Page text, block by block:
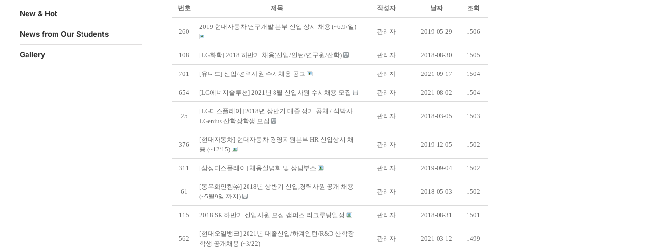
번호 제목 작성자 날짜 조회
260
2019 현대자동차 연구개발 본부 신입 상시 채용 (~6.9/일)
관리자 2019-05-29 1506
108 [LG화학] 2018 하반기 채용(신입/인턴/연구원/산학) 관리자 2018-08-30 1505
701 [유니드] 신입/경력사원 수시채용 공고 관리자 2021-09-17 1504
654 [LG에너지솔루션] 2021년 8월 신입사원 수시채용 모집 관리자 2021-08-02 1504
25
[LG디스플레이] 2018년 상반기 대졸 정기 공채 / 석박사
LGenius 산학장학생 모집
관리자 2018-03-05 1503
376
[현대자동차] 현대자동차 경영지원본부 HR 신입상시 채
용 (~12/15)
관리자 2019-12-05 1502
311 [삼성디스플레이] 채용설명회 및 상담부스 관리자 2019-09-04 1502
61
[동우화인켐㈜] 2018년 상반기 신입,경력사원 공개 채용
(~5월9일 까지)
관리자 2018-05-03 1502
115 2018 SK 하반기 신입사원 모집 캠퍼스 리크루팅일정 관리자 2018-08-31 1501
562
[현대오일뱅크] 2021년 대졸신입/하계인턴/R&D 산학장
학생 공개채용 (~3/22)
관리자 2021-03-12 1499
New & Hot
News from Our Students
Gallery